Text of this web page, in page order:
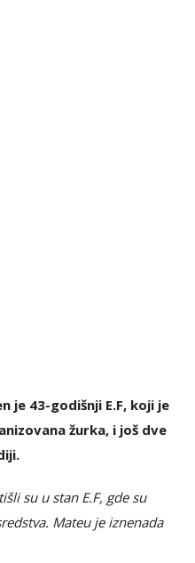
je 43-godišnji E.F, koji je
žurka, i još dve
su u stan E.F, gde su
Mateu je iznenada